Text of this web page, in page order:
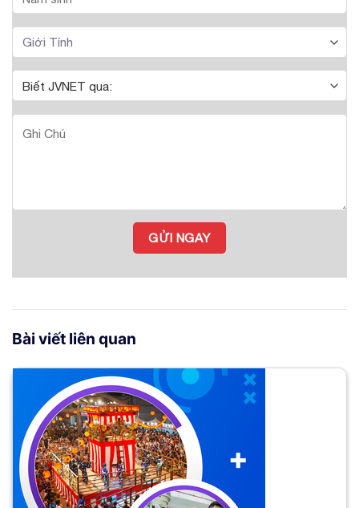
Bài viết liên quan